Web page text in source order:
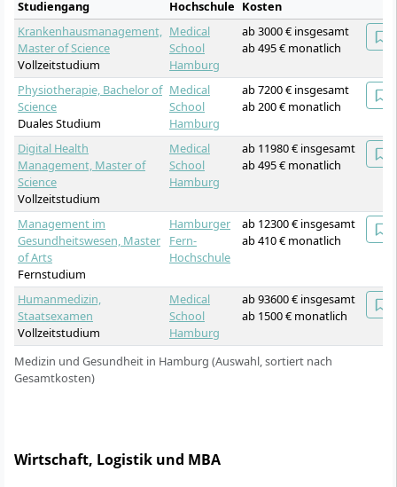
Medizin und Gesundheit in Hamburg (Auswahl, sortiert nach
Gesamtkosten)
Studiengang Hochschule Kosten
Krankenhausmanagement,
Master of Science
Vollzeitstudium
Medical
School
Hamburg
ab 3000 € insgesamt
ab 495 € monatlich
Physiotherapie, Bachelor of
Science
Duales Studium
Medical
School
Hamburg
ab 7200 € insgesamt
ab 200 € monatlich
Digital Health
Management, Master of
Science
Vollzeitstudium
Medical
School
Hamburg
ab 11980 € insgesamt
ab 495 € monatlich
Management im
Gesundheitswesen, Master
of Arts
Fernstudium
Hamburger
Fern-
Hochschule
ab 12300 € insgesamt
ab 410 € monatlich
Humanmedizin,
Staatsexamen
Vollzeitstudium
Medical
School
Hamburg
ab 93600 € insgesamt
ab 1500 € monatlich
Wirtschaft, Logistik und MBA